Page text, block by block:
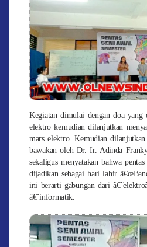
Kegiatan dimulai dengan doa
elektro kemudian dilanjutkan
mars elektro. Kemudian
bawakan oleh Dr. Ir. Adinda
sekaligus menyatakan bahwa
dijadikan sebagai hari lahir
ini berarti gabungan dari
â€˜informatik.